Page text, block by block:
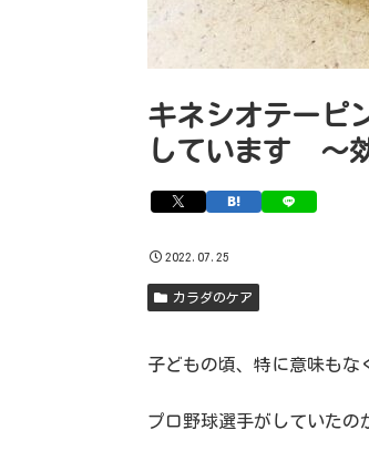
キネシオテーピ
しています 〜
2022.07.25
カラダのケア
子どもの頃、特に意味もな
プロ野球選手がしていたの